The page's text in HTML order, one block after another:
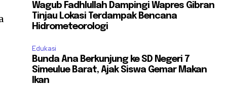
Wagub Fadhlullah Dampingi Wapres Gibran
Tinjau Lokasi Terdampak Bencana
Hidrometeorologi
Edukasi
Bunda Ana Berkunjung ke SD Negeri 7
Simeulue Barat, Ajak Siswa Gemar Makan
Ikan